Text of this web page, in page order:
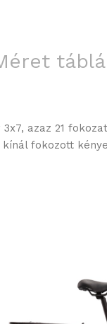
azaz 21
fokozott